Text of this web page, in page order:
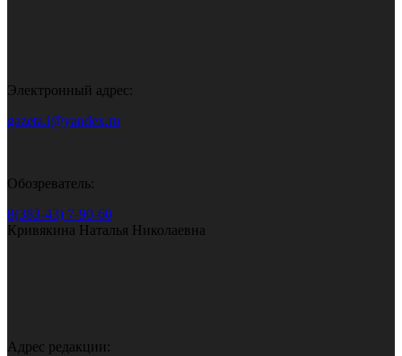
Электронный адрес:
gazeta.i@yandex.ru
Обозреватель:
8(383-43) 7-90-60
Кривякина Наталья Николаевна
Адрес редакции: